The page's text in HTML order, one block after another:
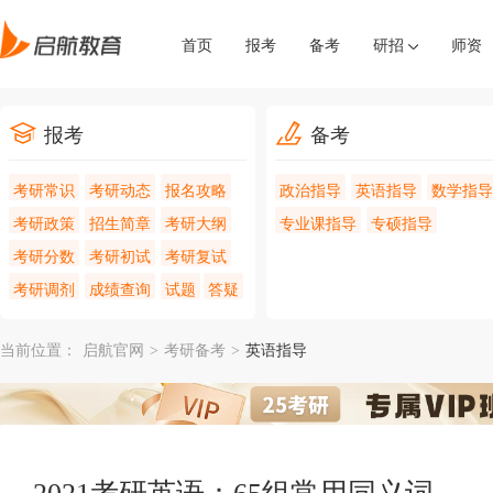
首页 报考 备考 研招 师资
报考
考研常识 考研动态
报名攻略
考研政策
招生简章
考研大纲
考研分数
考研初试
考研复试
考研调剂
成绩查询 试题 答疑
备考
政治指导 英语指导
数学指导
专业课指导
专硕指导
当前位置： 启航官网 > 考研备考 > 英语指导